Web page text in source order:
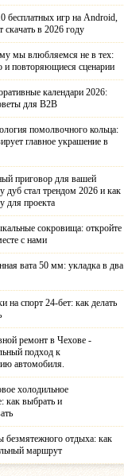
бесплатных игр на Android,
скачать в 2026 году
мы влюбляемся не в тех:
и повторяющиеся сценарии
календари 2026:
для B2B
помолвочного кольца:
главное украшение в
приговор для вашей
дуб стал трендом 2026 и как
для проекта
сокровища: откройте
с нами
вата 50 мм: укладка в два
на спорт 24-бет: как делать
ремонт в Чехове -
подход к
автомобиля.
холодильное
как выбрать и
безмятежного отдыха: как
маршрут